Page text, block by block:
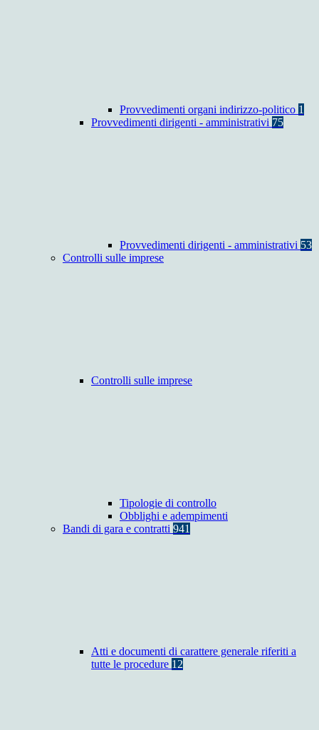
Provvedimenti organi indirizzo-politico 1
Provvedimenti dirigenti - amministrativi 75
Provvedimenti dirigenti - amministrativi 53
Controlli sulle imprese
Controlli sulle imprese
Tipologie di controllo
Obblighi e adempimenti
Bandi di gara e contratti 941
Atti e documenti di carattere generale riferiti a
tutte le procedure 12